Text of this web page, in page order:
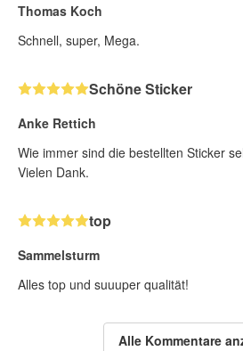
Thomas Koch
Schnell, super, Mega.
Schöne Sticker
Anke Rettich
Wie immer sind die bestellten Sticker
Vielen Dank.
top
Sammelsturm
Alles top und suuuper qualität!
Alle Kommentare